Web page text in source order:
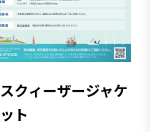
スクィーザージャケ
ット